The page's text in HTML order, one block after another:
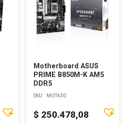
Motherboard ASUS
PRIME B850M-K AM5
DDR5
SKU: MOT430
$ 250.478,08